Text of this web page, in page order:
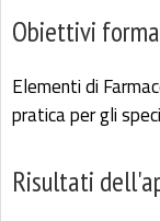
Obiettivi
Elementi di
pratica per gli
Risultati